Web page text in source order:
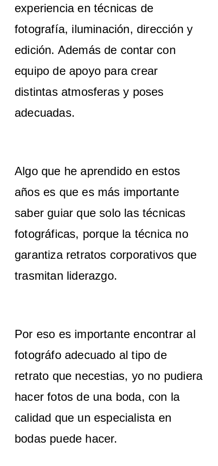
experiencia en técnicas de
fotografía, iluminación, dirección y
edición. Además de contar con
equipo de apoyo para crear
distintas atmosferas y poses
adecuadas.
Algo que he aprendido en estos
años es que es más importante
saber guiar que solo las técnicas
fotográficas, porque la técnica no
garantiza retratos corporativos que
trasmitan liderazgo.
Por eso es importante encontrar al
fotográfo adecuado al tipo de
retrato que necestias, yo no pudiera
hacer fotos de una boda, con la
calidad que un especialista en
bodas puede hacer.